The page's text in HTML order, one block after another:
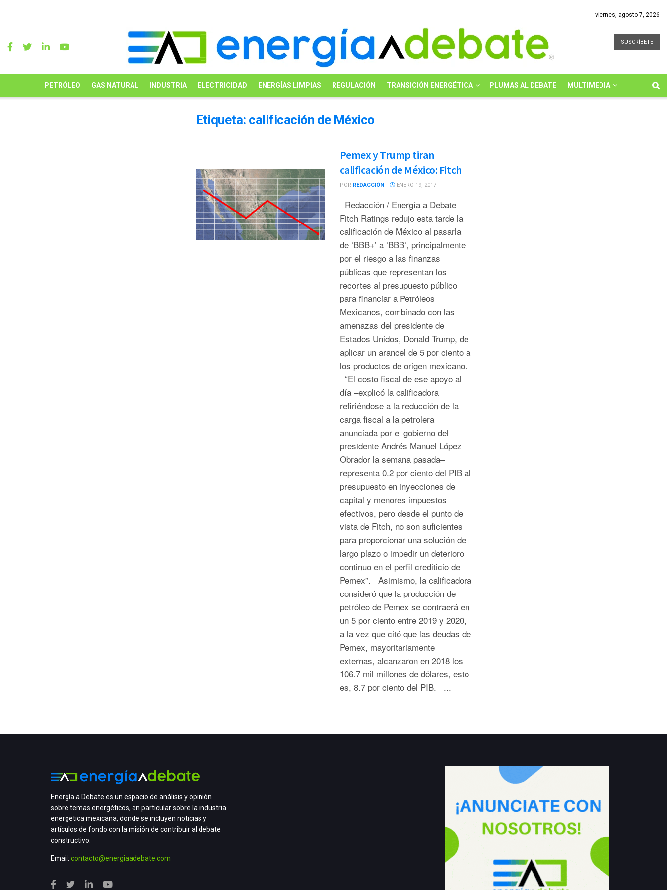
viernes, agosto 7, 2026
SUSCRÍBETE
PETRÓLEO GAS NATURAL INDUSTRIA ELECTRICIDAD ENERGÍAS LIMPIAS REGULACIÓN TRANSICIÓN ENERGÉTICA PLUMAS AL DEBATE MULTIMEDIA
Etiqueta: calificación de México
Pemex y Trump tiran
calificación de México: Fitch
POR REDACCIÓN ENERO 19, 2017
Redacción / Energía a Debate
Fitch Ratings redujo esta tarde la
calificación de México al pasarla
de ‘BBB+’ a ‘BBB‘, principalmente
por el riesgo a las finanzas
públicas que representan los
recortes al presupuesto público
para financiar a Petróleos
Mexicanos, combinado con las
amenazas del presidente de
Estados Unidos, Donald Trump, de
aplicar un arancel de 5 por ciento a
los productos de origen mexicano.
“El costo fiscal de ese apoyo al
día –explicó la calificadora
refiriéndose a la reducción de la
carga fiscal a la petrolera
anunciada por el gobierno del
presidente Andrés Manuel López
Obrador la semana pasada–
representa 0.2 por ciento del PIB al
presupuesto en inyecciones de
capital y menores impuestos
efectivos, pero desde el punto de
vista de Fitch, no son suficientes
para proporcionar una solución de
largo plazo o impedir un deterioro
continuo en el perfil crediticio de
Pemex”. Asimismo, la calificadora
consideró que la producción de
petróleo de Pemex se contraerá en
un 5 por ciento entre 2019 y 2020,
a la vez que citó que las deudas de
Pemex, mayoritariamente
externas, alcanzaron en 2018 los
106.7 mil millones de dólares, esto
es, 8.7 por ciento del PIB. ...
Energía a Debate es un espacio de análisis y opinión
sobre temas energéticos, en particular sobre la industria
energética mexicana, donde se incluyen noticias y
artículos de fondo con la misión de contribuir al debate
constructivo.
Email: contacto@energiaadebate.com